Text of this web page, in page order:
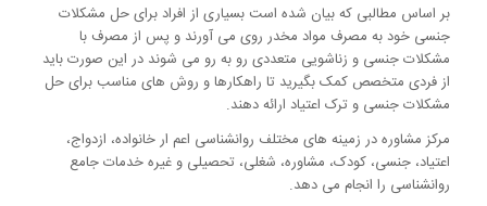
بر اساس مطالبی که بیان شده است بسیاری از افراد برای حل مشکلات
جنسی خود به مصرف مواد مخدر روی می آورند و پس از مصرف با
مشکلات جنسی و زناشویی متعددی رو به رو می شوند در این صورت باید
از فردی متخصص کمک بگیرید تا راهکارها و روش های مناسب برای حل
مشکلات جنسی و ترک اعتیاد ارائه دهند.
مرکز مشاوره در زمینه های مختلف روانشناسی اعم ار خانواده، ازدواج،
اعتیاد، جنسی، کودک، مشاوره، شغلی، تحصیلی و غیره خدمات جامع
روانشناسی را انجام می دهد.